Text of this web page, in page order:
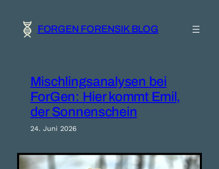
springen
FORGEN FORENSIK BLOG
Mischlingsanalysen bei
ForGen: Hier kommt Emil,
der Sonnenschein
24. Juni 2026